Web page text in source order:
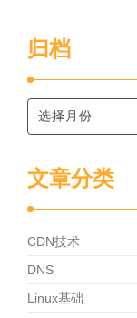
归档
文章分类
CDN技术
DNS
Linux基础